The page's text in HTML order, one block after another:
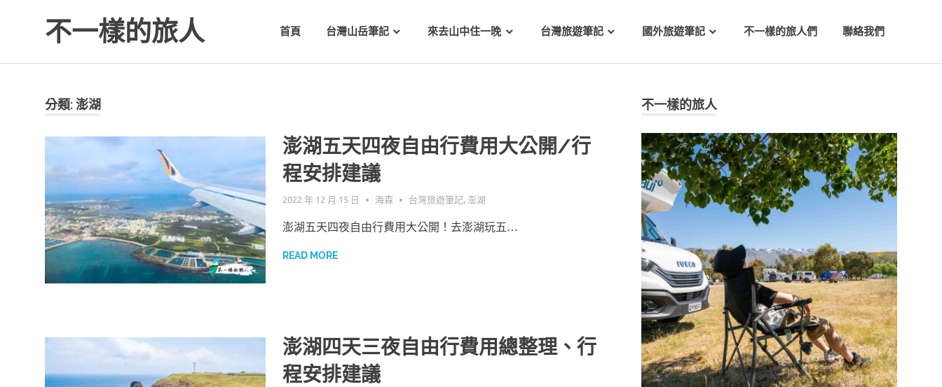
不一樣的旅人 首頁 台灣山岳筆記 來去山中住一晚 台灣旅遊筆記 國外旅遊筆記 不一樣的旅人們 聯絡我們
分類: 澎湖
澎湖五天四夜自由行費用大公開/行
程安排建議
2022 年 12 月 15 日 海森 台灣旅遊筆記, 澎湖
澎湖五天四夜自由行費用大公開！去澎湖玩五…
READ MORE
澎湖四天三夜自由行費用總整理、行
程安排建議
不一樣的旅人